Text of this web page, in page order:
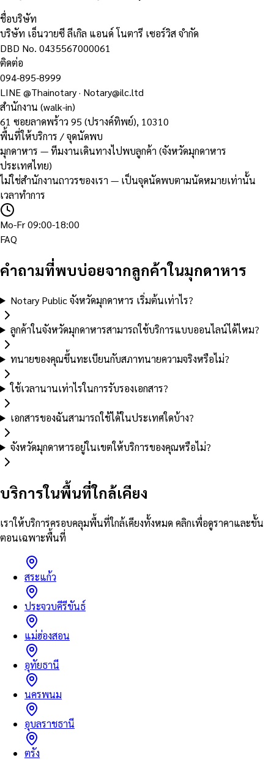
ชื่อบริษัท
บริษัท เอ็นวายซี ลีเกิล แอนด์ โนตารี เซอร์วิส จำกัด
DBD No. 0435567000061
ติดต่อ
094-895-8999
LINE@Thainotary· Notary@ilc.ltd
สำนักงาน (walk-in)
61 ซอยลาดพร้าว 95 (ปรางค์ทิพย์), 10310
พื้นที่ให้บริการ / จุดนัดพบ
มุกดาหาร — ทีมงานเดินทางไปพบลูกค้า (จังหวัดมุกดาหาร
ประเทศไทย)
ไม่ใช่สำนักงานถาวรของเรา — เป็นจุดนัดพบตามนัดหมายเท่านั้น
เวลาทำการ
Mo-Fr 09:00-18:00
FAQ
คำถามที่พบบ่อยจากลูกค้าในมุกดาหาร
Notary Public จังหวัดมุกดาหาร เริ่มต้นเท่าไร?
ลูกค้าในจังหวัดมุกดาหารสามารถใช้บริการแบบออนไลน์ได้ไหม?
ทนายของคุณขึ้นทะเบียนกับสภาทนายความจริงหรือไม่?
ใช้เวลานานเท่าไรในการรับรองเอกสาร?
เอกสารของฉันสามารถใช้ได้ในประเทศใดบ้าง?
จังหวัดมุกดาหารอยู่ในเขตให้บริการของคุณหรือไม่?
บริการในพื้นที่ใกล้เคียง
เราให้บริการครอบคลุมพื้นที่ใกล้เคียงทั้งหมด คลิกเพื่อดูราคาและขั้น
ตอนเฉพาะพื้นที่
สระแก้ว
ประจวบคีรีขันธ์
แม่ฮ่องสอน
อุทัยธานี
นครพนม
อุบลราชธานี
ตรัง